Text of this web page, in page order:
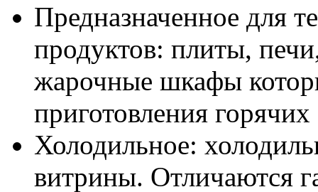
Предназначенное для
продуктов: плиты,
жарочные шкафы
приготовления
Холодильное:
витрины. Отличаются